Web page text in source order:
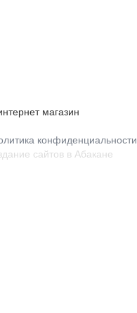
магазин
конфиденциальности
сайтов в Абакане